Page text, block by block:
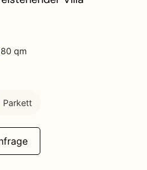
qm
Parkett